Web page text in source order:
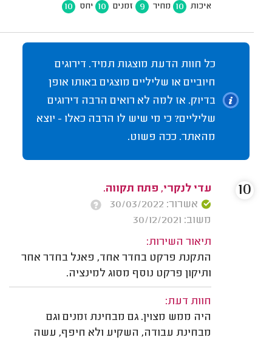
איכות 10 מחיר 9 זמנים 10 יחס 10
כל חוות הדעת מוצגות תמיד. דירוגים
חיוביים או שליליים מוצגים באותו אופן
בדיוק. אז למה לא רואים הרבה דירוגים
שליליים? כי מי שיש לו הרבה כאלו - יוצא
מהאתר. ככה פשוט.
עדי לנקרי, פתח תקווה.
אשרור: 30/03/2022
משוב: 30/12/2021
תיאור השירות:
התקנת פרקט בחדר אחד, פאנל בחדר אחר
ותיקון פרקט נוסף מסוג למינציה.
חוות דעת:
היה ממש מצוין. גם מבחינת זמנים וגם
מבחינת עבודה, השקיע ולא חיפף, עשה
10